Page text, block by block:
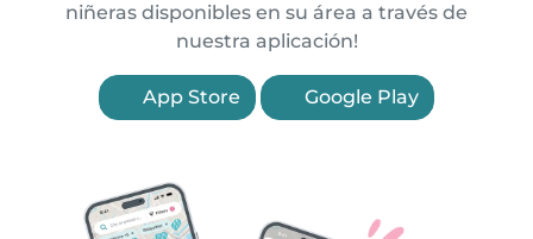
niñeras disponibles en su área a través de
nuestra aplicación!
App Store Google Play